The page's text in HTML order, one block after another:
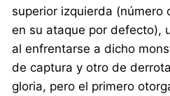
superior izquierda (número
en su ataque por defecto),
al enfrentarse a dicho
de captura y otro de
gloria, pero el primero